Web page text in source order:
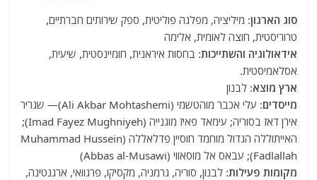
סוג הארגון: מיליציה, מפלגה פוליטית, ספק שירותים חברתיים,
טרוריסטית, חוצה לאומית, אלימה
אידאולוגיה והשתייכות: בחסות איראנית, חומיינסטית, שיעית,
אסלאמיסטית.
ארץ מוצא: לבנון
מייסדים
: עלי אכבר מוהטשמי (Ali Akbar Mohtashemi)— שגריר
אירן דאז בסוריה; עימאד פאיז מוגנייה (Imad Fayez Mughniyeh);
האייתוללה הגדול מוחמד חוסיין פדלאללה (Muhammad Hussein
Fadlallah); עבאס אל מוסאווי (Abbas al-Musawi)
מקומות פעילות: לבנון, סוריה, גרמניה, מקסיקו, פרגוואי, ארגנטינה,